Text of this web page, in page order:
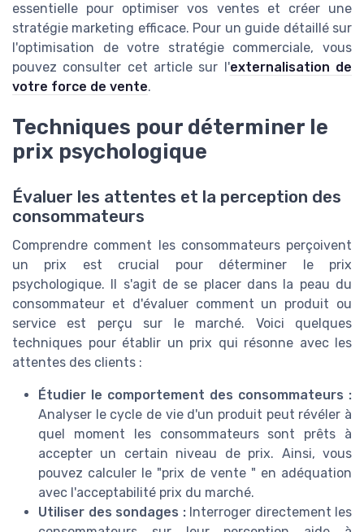
essentielle pour optimiser vos ventes et créer une
stratégie marketing efficace. Pour un guide détaillé sur
l'optimisation de votre stratégie commerciale, vous
pouvez consulter cet article sur l'externalisation de
votre force de vente.
Techniques pour déterminer le
prix psychologique
Évaluer les attentes et la perception des
consommateurs
Comprendre comment les consommateurs perçoivent
un prix est crucial pour déterminer le prix
psychologique. Il s'agit de se placer dans la peau du
consommateur et d'évaluer comment un produit ou
service est perçu sur le marché. Voici quelques
techniques pour établir un prix qui résonne avec les
attentes des clients :
Étudier le comportement des consommateurs :
Analyser le cycle de vie d'un produit peut révéler à
quel moment les consommateurs sont prêts à
accepter un certain niveau de prix. Ainsi, vous
pouvez calculer le "prix de vente " en adéquation
avec l'acceptabilité prix du marché.
Utiliser des sondages :Interroger directement les